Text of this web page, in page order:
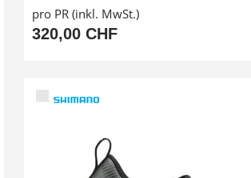
pro PR (inkl. MwSt.)
320,00 CHF